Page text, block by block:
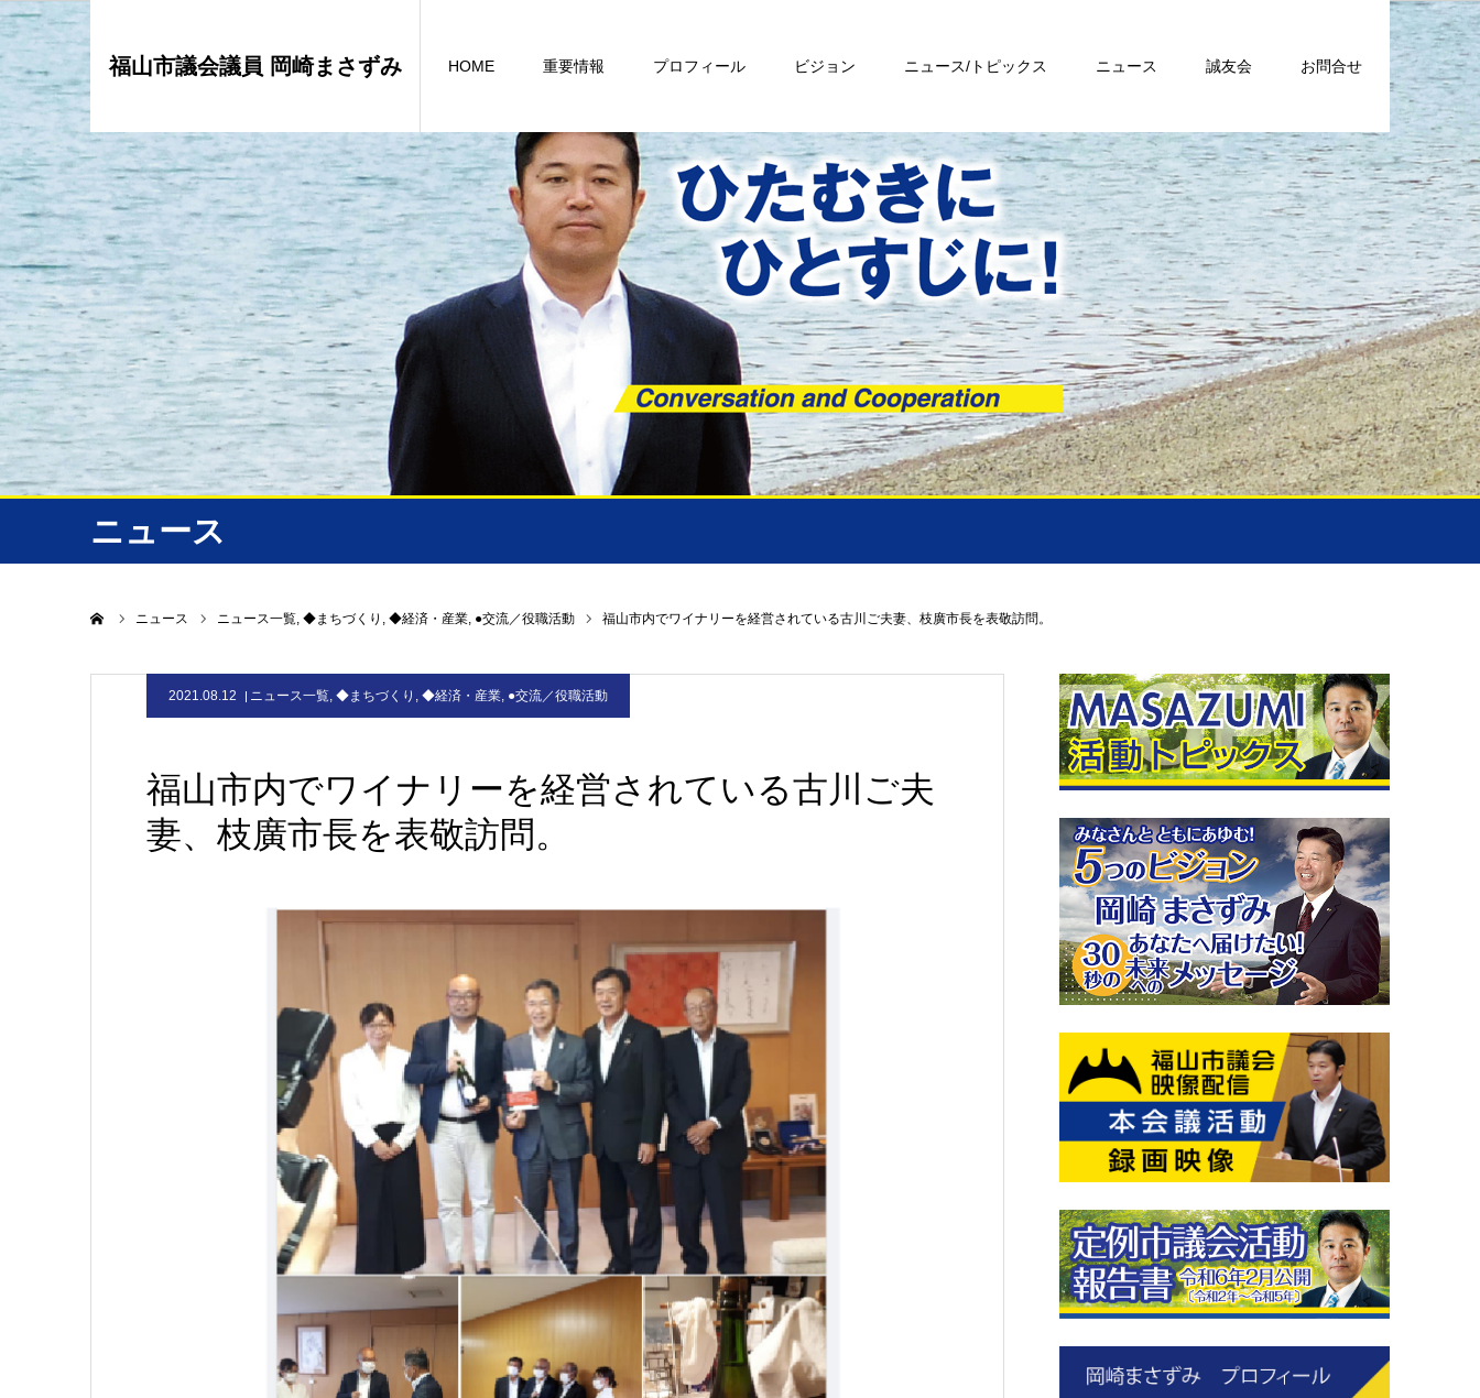
福山市議会議員 岡崎まさずみ HOME 重要情報 プロフィール ビジョン ニュース/トピックス ニュース 誠友会 お問合せ
ニュース
ニュース ニュース一覧 ◆まちづくり ◆経済・産業 ●交流／役職活動 福山市内でワイナリーを経営されている古川ご夫妻、枝廣市長を表敬訪問。
2021.08.12 ニュース一覧, ◆まちづくり , ◆経済・産業, ●交流／役職活動
福山市内でワイナリーを経営されている古川ご夫
妻、枝廣市長を表敬訪問。